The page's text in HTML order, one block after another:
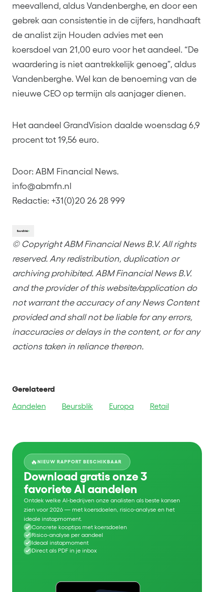
meevallend, aldus Vandenberghe, en door een
gebrek aan consistentie in de cijfers, handhaaft
de analist zijn Houden advies met een
koersdoel van 21,00 euro voor het aandeel. “De
waardering is niet aantrekkelijk genoeg”, aldus
Vandenberghe. Wel kan de benoeming van de
nieuwe CEO op termijn als aanjager dienen.
Het aandeel GrandVision daalde woensdag 6,9
procent tot 19,56 euro.
Door: ABM Financial News.
info@abmfn.nl
Redactie: +31(0)20 26 28 999
© Copyright ABM Financial News B.V. All rights
reserved. Any redistribution, duplication or
archiving prohibited. ABM Financial News B.V.
and the provider of this website/application do
not warrant the accuracy of any News Content
provided and shall not be liable for any errors,
inaccuracies or delays in the content, or for any
actions taken in reliance thereon.
Gerelateerd
Aandelen
Beursblik Europa Retail
🔥NIEUW RAPPORT BESCHIKBAAR
Download gratis onze 3
favoriete AI aandelen
Ontdek welke AI-bedrijven onze analisten als beste kansen
zien voor 2026 — met koersdoelen, risico-analyse en het
ideale instapmoment.
Concrete kooptips met koersdoelen
Risico-analyse per aandeel
Ideaal instapmoment
Direct als PDF in je inbox